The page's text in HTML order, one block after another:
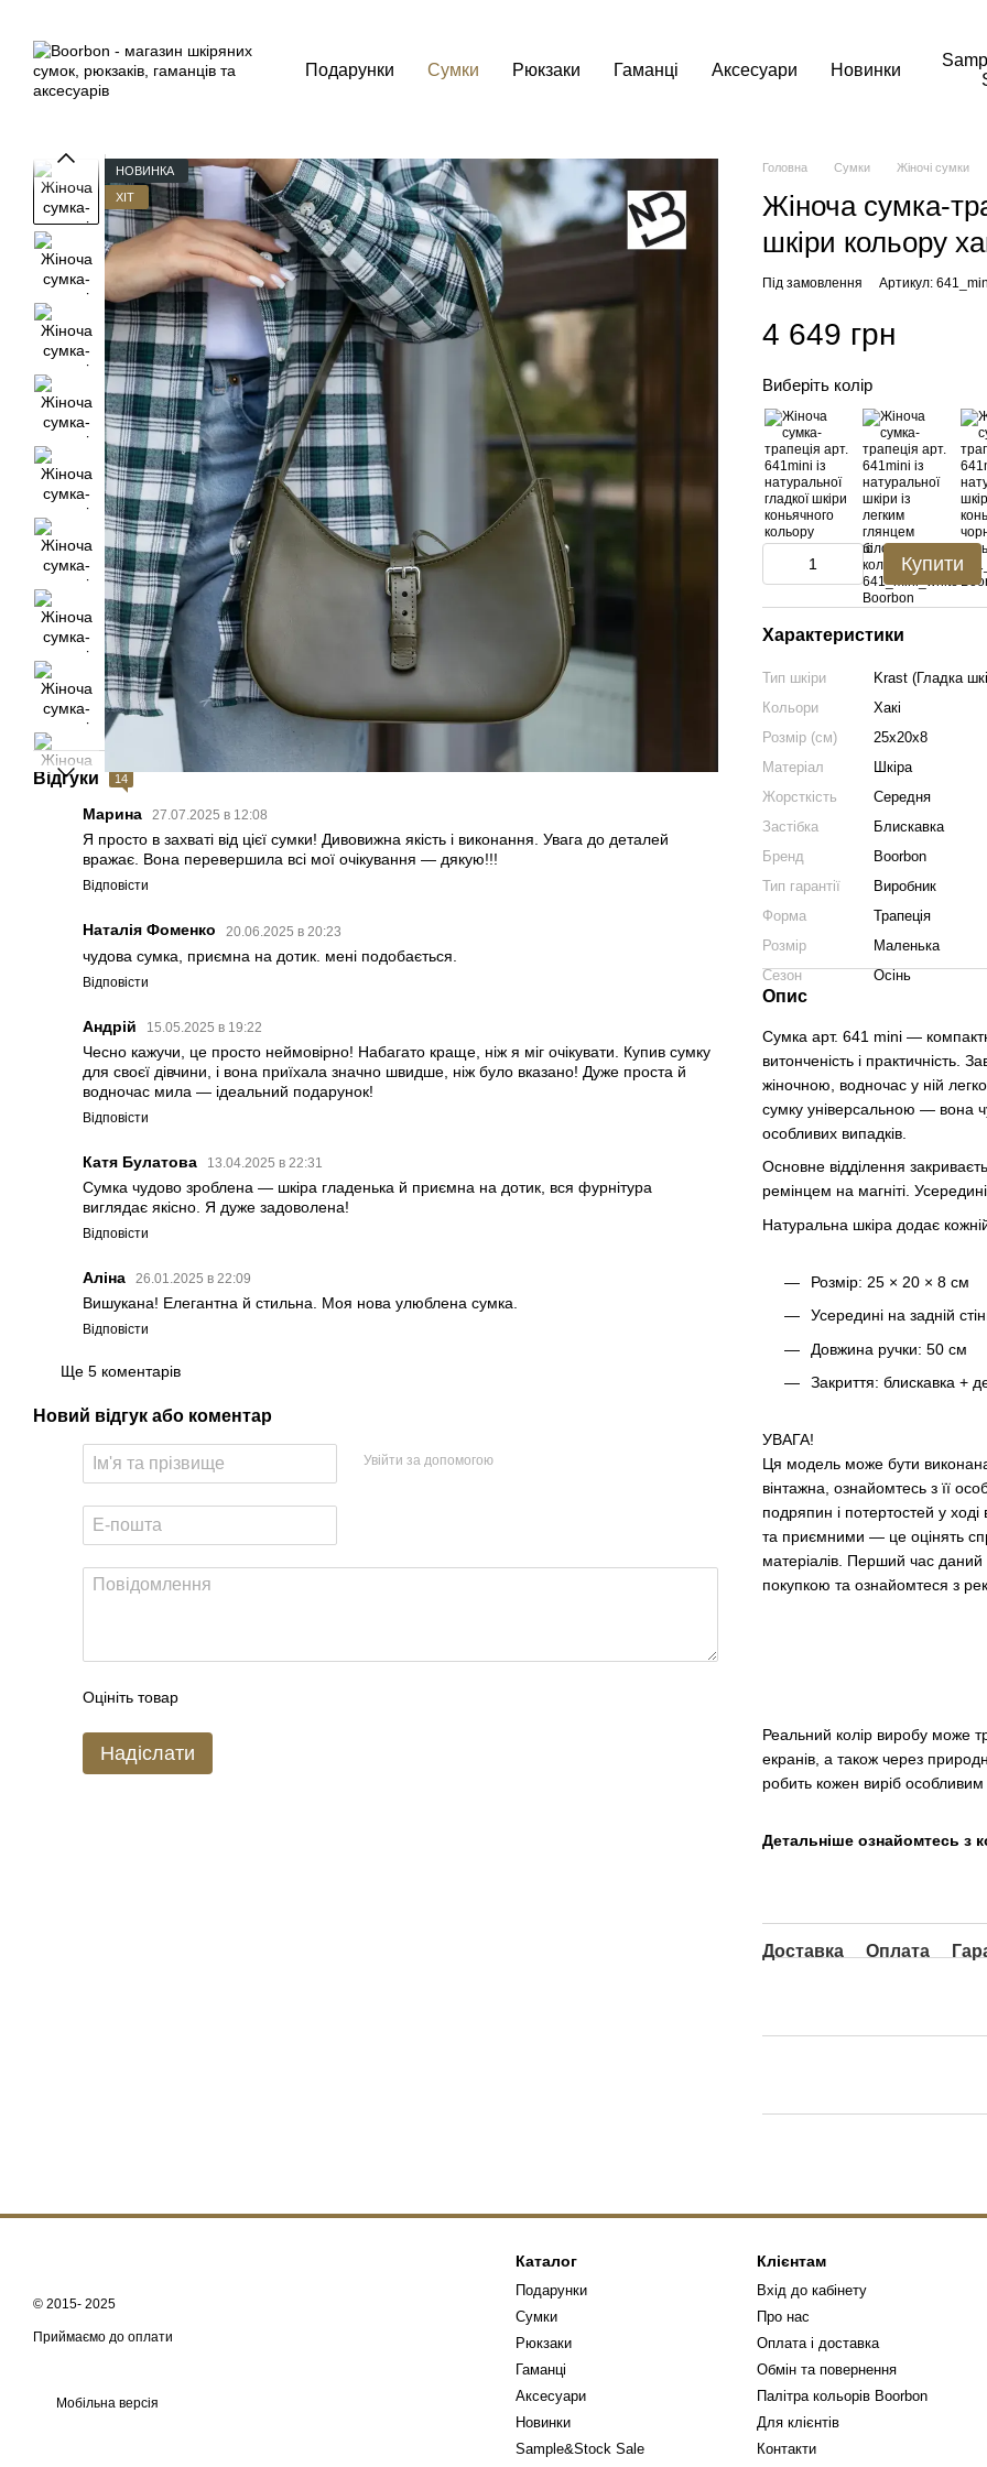
Подарунки Сумки Рюкзаки Гаманці Аксесуари Новинки
НОВИНКА
ХІТ
Відгуки 14
Марина 27.07.2025 в 12:08
Я просто в захваті від цієї сумки! Дивовижна якість і виконання. Увага до деталей
вражає. Вона перевершила всі мої очікування — дякую!!!
Відповісти
Наталія Фоменко 20.06.2025 в 20:23
чудова сумка, приємна на дотик. мені подобається.
Відповісти
Андрій 15.05.2025 в 19:22
Чесно кажучи, це просто неймовірно! Набагато краще, ніж я міг очікувати. Купив сумку
для своєї дівчини, і вона приїхала значно швидше, ніж було вказано! Дуже проста й
водночас мила — ідеальний подарунок!
Відповісти
Катя Булатова 13.04.2025 в 22:31
Сумка чудово зроблена — шкіра гладенька й приємна на дотик, вся фурнітура
виглядає якісно. Я дуже задоволена!
Відповісти
Аліна 26.01.2025 в 22:09
Вишукана! Елегантна й стильна. Моя нова улюблена сумка.
Відповісти
Ще 5 коментарів
Новий відгук або коментар
Увійти за допомогою
Оцініть товар
Надіслати
Головна Сумки Жіночі сумки
Жіноча сумка-
шкіри кольору
Під замовлення Артикул:
4 649 грн
Виберіть колір
Купити
Характеристики
Тип шкіри
Krast (Гладка
Кольори
Хакі
Розмір (см)
25x20x8
Матеріал
Шкіра
Жорсткість
Середня
Застібка
Блискавка
Бренд
Boorbon
Тип гарантії
Виробник
Форма
Трапеція
Розмір
Маленька
Сезон
Осінь
Опис
Сумка арт. 641 mini —
витонченість і практичність.
жіночною, водночас у ній
сумку універсальною — вона
особливих випадків.
Основне відділення
ремінцем на магніті.
Натуральна шкіра додає
Розмір: 25 × 20 × 8 см
Усередині на задній
Довжина ручки: 50 см
Закриття: блискавка +
УВАГА!
Ця модель може бути
вінтажна, ознайомтесь з її
подряпин і потертостей у
та приємними — це оцінять
матеріалів. Перший час даний
покупкою та ознайомтеся з
Реальний колір виробу може
екранів, а також через
робить кожен виріб особливим
Детальніше ознайомтесь з
Доставка Оплата
© 2015- 2025
Приймаємо до оплати
Мобільна версія
Каталог
Подарунки
Сумки
Рюкзаки
Гаманці
Аксесуари
Новинки
Sample&Stock Sale
Клієнтам
Вхід до кабінету
Про нас
Оплата і доставка
Обмін та повернення
Палітра кольорів Boorbon
Для клієнтів
Контакти